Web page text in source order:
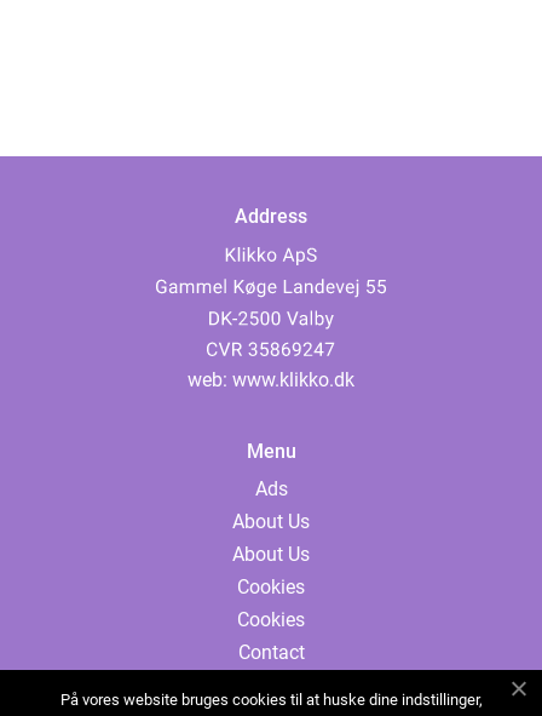
Address
web: www.klikko.dk
Menu
Ads
About Us
About Us
Cookies
Cookies
Contact
På vores website bruges cookies til at huske dine indstillinger,